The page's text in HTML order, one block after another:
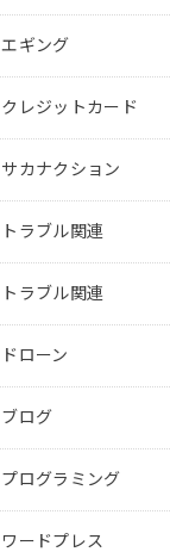
エギング
クレジットカード
サカナクション
トラブル関連
トラブル関連
ドローン
ブログ
プログラミング
ワードプレス